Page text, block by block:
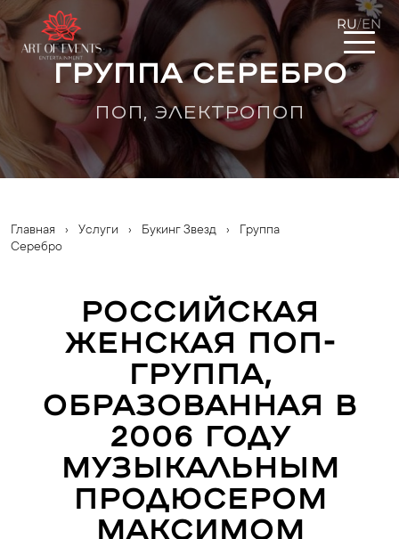
RU/EN
Группа Серебро
ПОП, ЭЛЕКТРОПОП
Главная › Услуги › Букинг Звезд ›
Группа
Серебро
Российская
женская поп-
группа,
образованная в
2006 году
музыкальным
продюсером
Максимом